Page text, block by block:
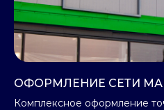
ОФОРМЛЕНИЕ СЕТИ
Комплексное оформление